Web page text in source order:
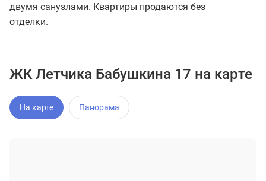
двумя санузлами. Квартиры продаются без
отделки.
ЖК Летчика Бабушкина 17 на карте
На карте Панорама